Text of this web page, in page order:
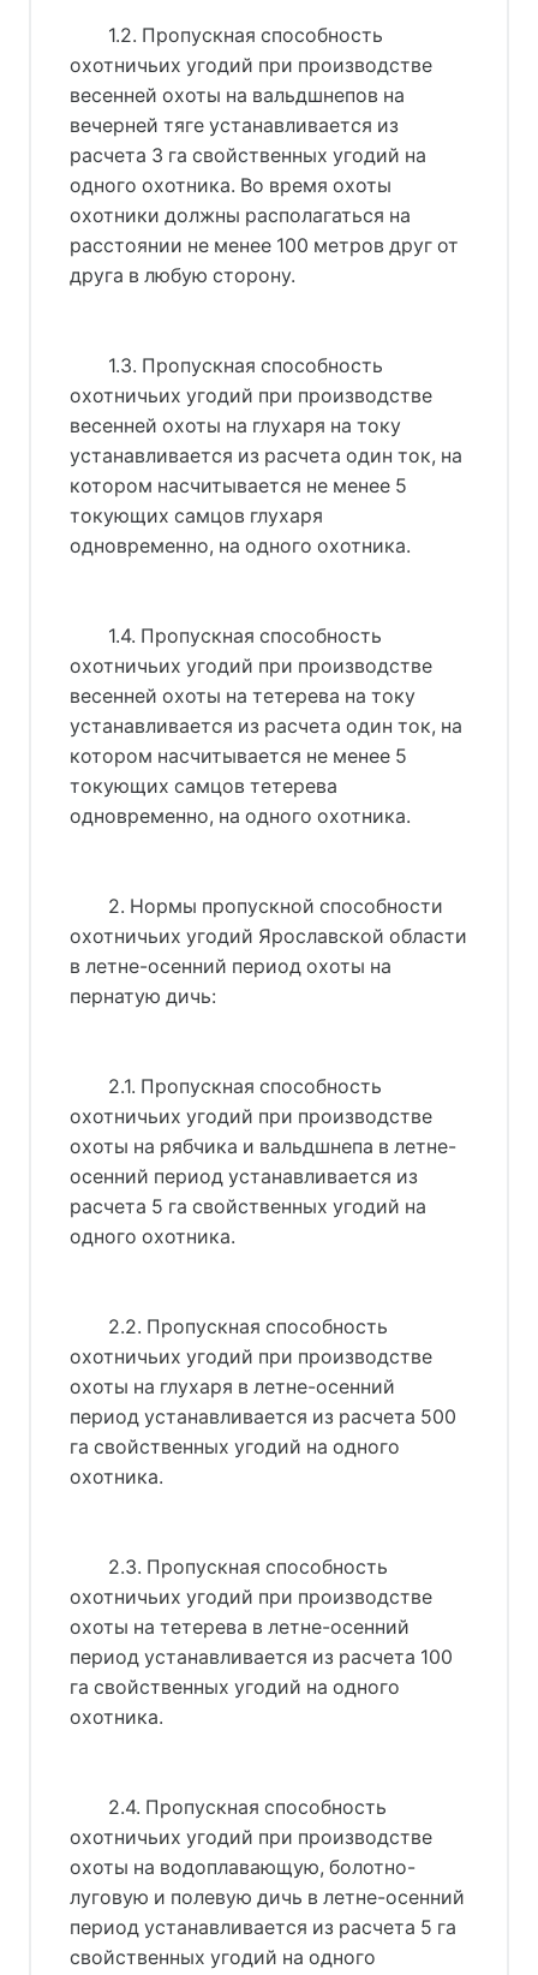
1.2. Пропускная способность
охотничьих угодий при производстве
весенней охоты на вальдшнепов на
вечерней тяге устанавливается из
расчета 3 га свойственных угодий на
одного охотника. Во время охоты
охотники должны располагаться на
расстоянии не менее 100 метров друг от
друга в любую сторону.
1.3. Пропускная способность
охотничьих угодий при производстве
весенней охоты на глухаря на току
устанавливается из расчета один ток, на
котором насчитывается не менее 5
токующих самцов глухаря
одновременно, на одного охотника.
1.4. Пропускная способность
охотничьих угодий при производстве
весенней охоты на тетерева на току
устанавливается из расчета один ток, на
котором насчитывается не менее 5
токующих самцов тетерева
одновременно, на одного охотника.
2. Нормы пропускной способности
охотничьих угодий Ярославской области
в летне-осенний период охоты на
пернатую дичь:
2.1. Пропускная способность
охотничьих угодий при производстве
охоты на рябчика и вальдшнепа в летне-
осенний период устанавливается из
расчета 5 га свойственных угодий на
одного охотника.
2.2. Пропускная способность
охотничьих угодий при производстве
охоты на глухаря в летне-осенний
период устанавливается из расчета 500
га свойственных угодий на одного
охотника.
2.3. Пропускная способность
охотничьих угодий при производстве
охоты на тетерева в летне-осенний
период устанавливается из расчета 100
га свойственных угодий на одного
охотника.
2.4. Пропускная способность
охотничьих угодий при производстве
охоты на водоплавающую, болотно-
луговую и полевую дичь в летне-осенний
период устанавливается из расчета 5 га
свойственных угодий на одного